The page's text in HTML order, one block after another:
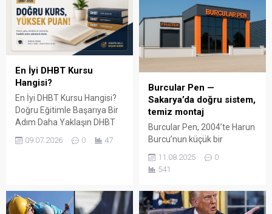
En İyi DHBT Kursu
Hangisi?
En İyi DHBT Kursu Hangisi?
Doğru Eğitimle Başarıya Bir
Adım Daha Yaklaşın DHBT
(Din Hizmetleri Alan Bilgisi
Testi), Diyanet İşleri
Her yıl binlerce aday bu
sınavda yüksek puan
09.07.2026 0 47
Burcular Pen —
Sakarya’da doğru sistem,
temiz montaj
Burcular Pen, 2004’te Harun
Burcu’nun küçük bir
atölyede attığı adımla
başladı; bugün Serdivan’daki
147 m² showroomu ve 750
Sakarya ve çevre ilçelerde
11.08.2025
0
541